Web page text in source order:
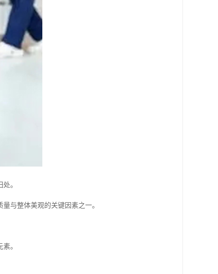
。
与整体美观的关键因素之一。
。